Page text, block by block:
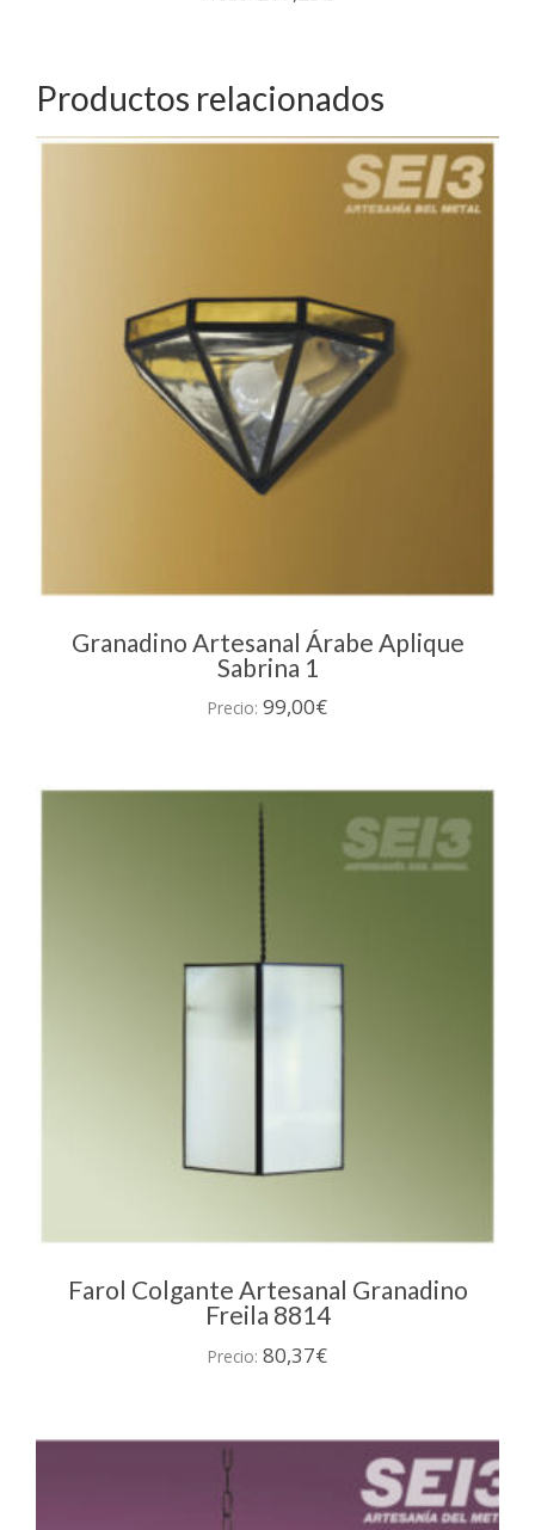
Productos relacionados
Granadino Artesanal Árabe Aplique
Sabrina 1
Precio: 99,00€
Farol Colgante Artesanal Granadino
Freila 8814
Precio: 80,37€